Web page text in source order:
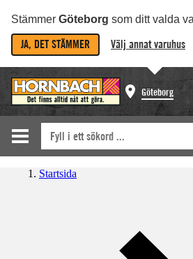
Stämmer Göteborg som ditt valda
JA, DET STÄMMER Välj annat varuhus
Göteborg
Startsida